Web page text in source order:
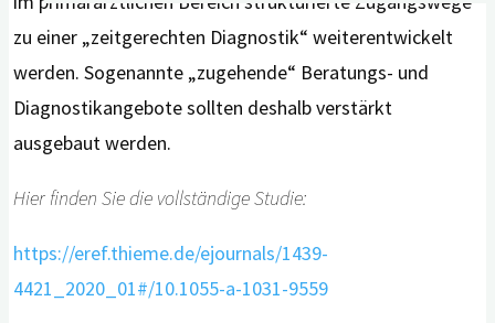
nach:
zu einer „zeitgerechten Diagnostik“ weiterentwickelt
werden. Sogenannte „zugehende“ Beratungs- und
Diagnostikangebote sollten deshalb verstärkt
ausgebaut werden.
Hier finden Sie die vollständige Studie:
https://eref.thieme.de/ejournals/1439-
4421_2020_01#/10.1055-a-1031-9559